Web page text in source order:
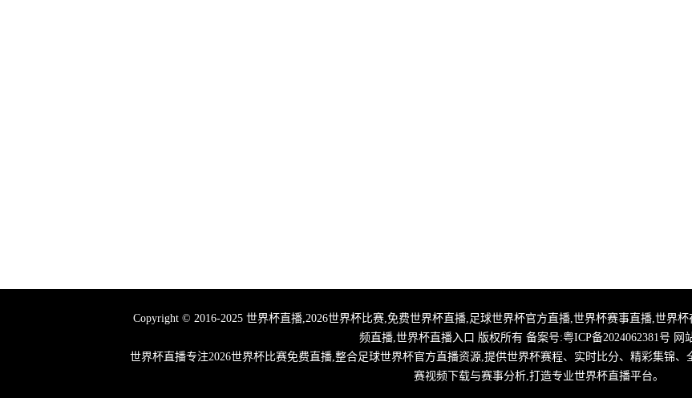
Copyright © 2016-2025 世界杯直播,2026世界杯比赛,免费世界杯直播,足球世界杯官方直播,世界杯赛事直播,世界
频直播,世界杯直播入口 版权所有 备案号:粤ICP备2024062381号 网
世界杯直播专注2026世界杯比赛免费直播,整合足球世界杯官方直播资源,提供世界杯赛程、实时比分、精彩集锦
赛视频下载与赛事分析,打造专业世界杯直播平台。